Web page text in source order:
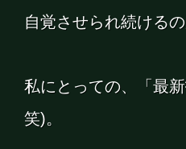
自覚させられ続ける
私にとっての、「最
笑)。